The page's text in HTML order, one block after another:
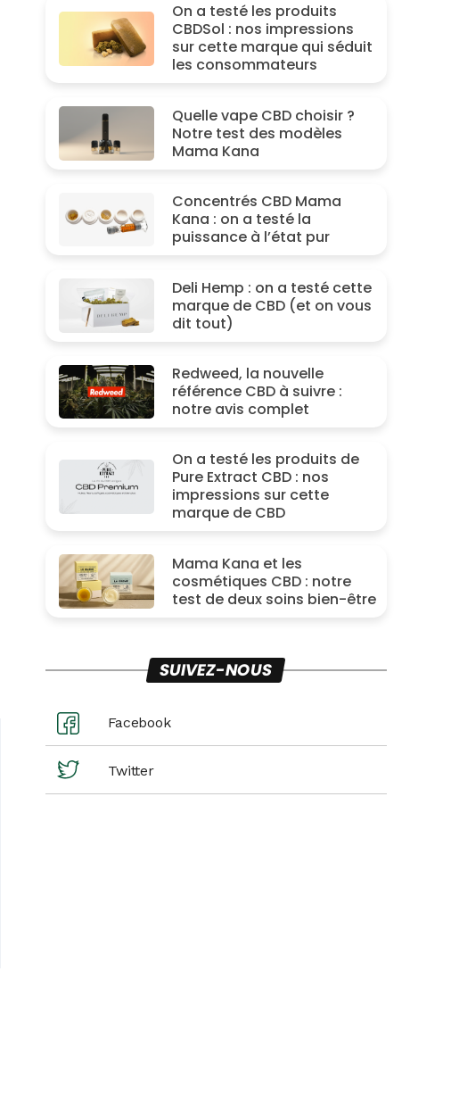
On a testé les produits
CBDSol : nos impressions
sur cette marque qui séduit
les consommateurs
Quelle vape CBD choisir ?
Notre test des modèles
Mama Kana
Concentrés CBD Mama
Kana : on a testé la
puissance à l’état pur
Deli Hemp : on a testé cette
marque de CBD (et on vous
dit tout)
Redweed, la nouvelle
référence CBD à suivre :
notre avis complet
On a testé les produits de
Pure Extract CBD : nos
impressions sur cette
marque de CBD
Mama Kana et les
cosmétiques CBD : notre
test de deux soins bien-être
SUIVEZ-NOUS
Facebook
Twitter